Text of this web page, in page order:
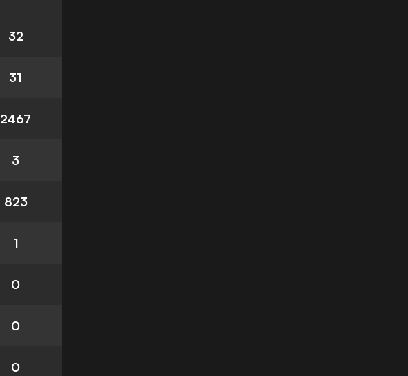
32
31
2467
3
823
1
0
0
0